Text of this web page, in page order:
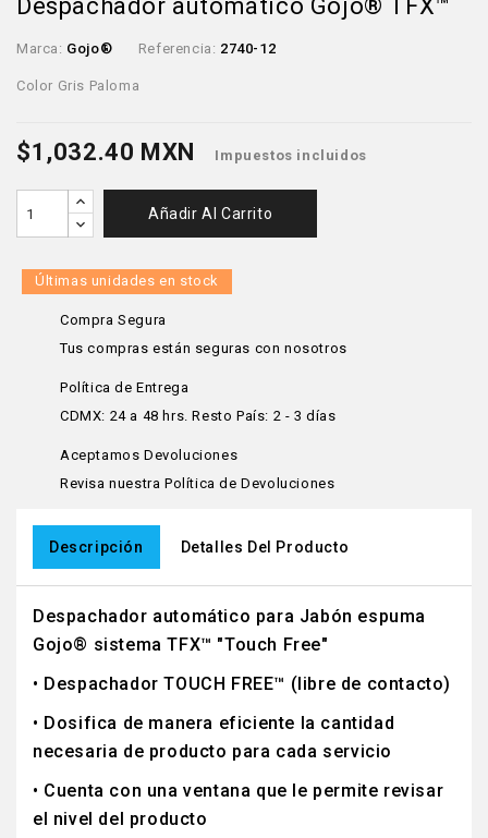
Despachador automático Gojo® TFX™
Marca: Gojo® Referencia: 2740-12
Color Gris Paloma
$1,032.40 MXN Impuestos incluidos
Añadir Al Carrito
Últimas unidades en stock
Compra Segura
Tus compras están seguras con nosotros
Política de Entrega
CDMX: 24 a 48 hrs. Resto País: 2 - 3 días
Aceptamos Devoluciones
Revisa nuestra Política de Devoluciones
Descripción Detalles Del Producto
Despachador automático para Jabón espuma
Gojo® sistema TFX™ "Touch Free"
• Despachador TOUCH FREE™ (libre de contacto)
• Dosifica de manera eficiente la cantidad
necesaria de producto para cada servicio
• Cuenta con una ventana que le permite revisar
el nivel del producto